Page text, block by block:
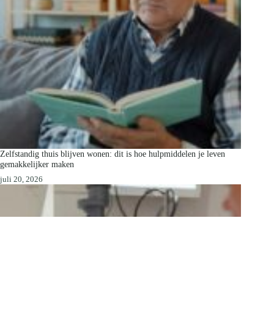
Zelfstandig thuis blijven wonen: dit is hoe hulpmiddelen je leven
gemakkelijker maken
juli 20, 2026